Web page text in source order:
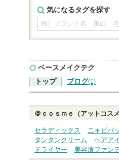
気になるタグを探す
ベースメイクテク
トップ
ブログ(1)
＠ｃｏｓｍｅ（アットコス
セラディックス ニキビパ
タンタンクリーム
ヘアア
ドライヤー
美容液ファン